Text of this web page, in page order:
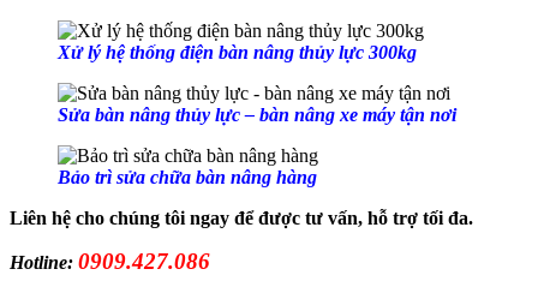
Xử lý hệ thống điện bàn nâng thủy lực 300kg
Sửa bàn nâng thủy lực – bàn nâng xe máy tận nơi
Bảo trì sửa chữa bàn nâng hàng
Liên hệ cho chúng tôi ngay để được tư vấn, hỗ trợ tối đa.
Hotline: 0909.427.086